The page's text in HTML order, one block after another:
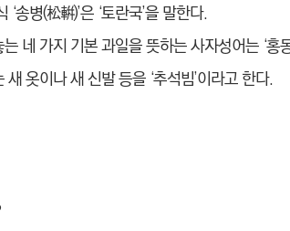
송병(松輧)’은 ‘토란국’을 말한다.
네 가지 기본 과일을 뜻하는 사자성어는 ‘홍
옷이나 새 신발 등을 ‘추석빔’이라고 한다.